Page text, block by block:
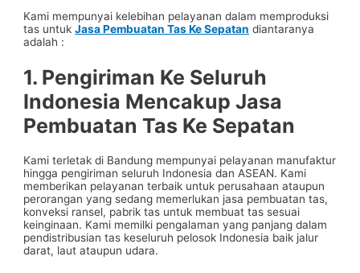
Kami mempunyai kelebihan pelayanan dalam memproduksi
tas untukJasa Pembuatan Tas Ke Sepatan diantaranya
adalah :
1. Pengiriman Ke Seluruh
Indonesia MencakupJasa
Pembuatan Tas Ke Sepatan
Kami terletak di Bandung mempunyai pelayanan manufaktur
hingga pengiriman seluruh Indonesia dan ASEAN. Kami
memberikan pelayanan terbaik untuk perusahaan ataupun
perorangan yang sedang memerlukan jasa pembuatan tas,
konveksi ransel, pabrik tas untuk membuat tas sesuai
keinginaan. Kami memilki pengalaman yang panjang dalam
pendistribusian tas keseluruh pelosok Indonesia baik jalur
darat, laut ataupun udara.